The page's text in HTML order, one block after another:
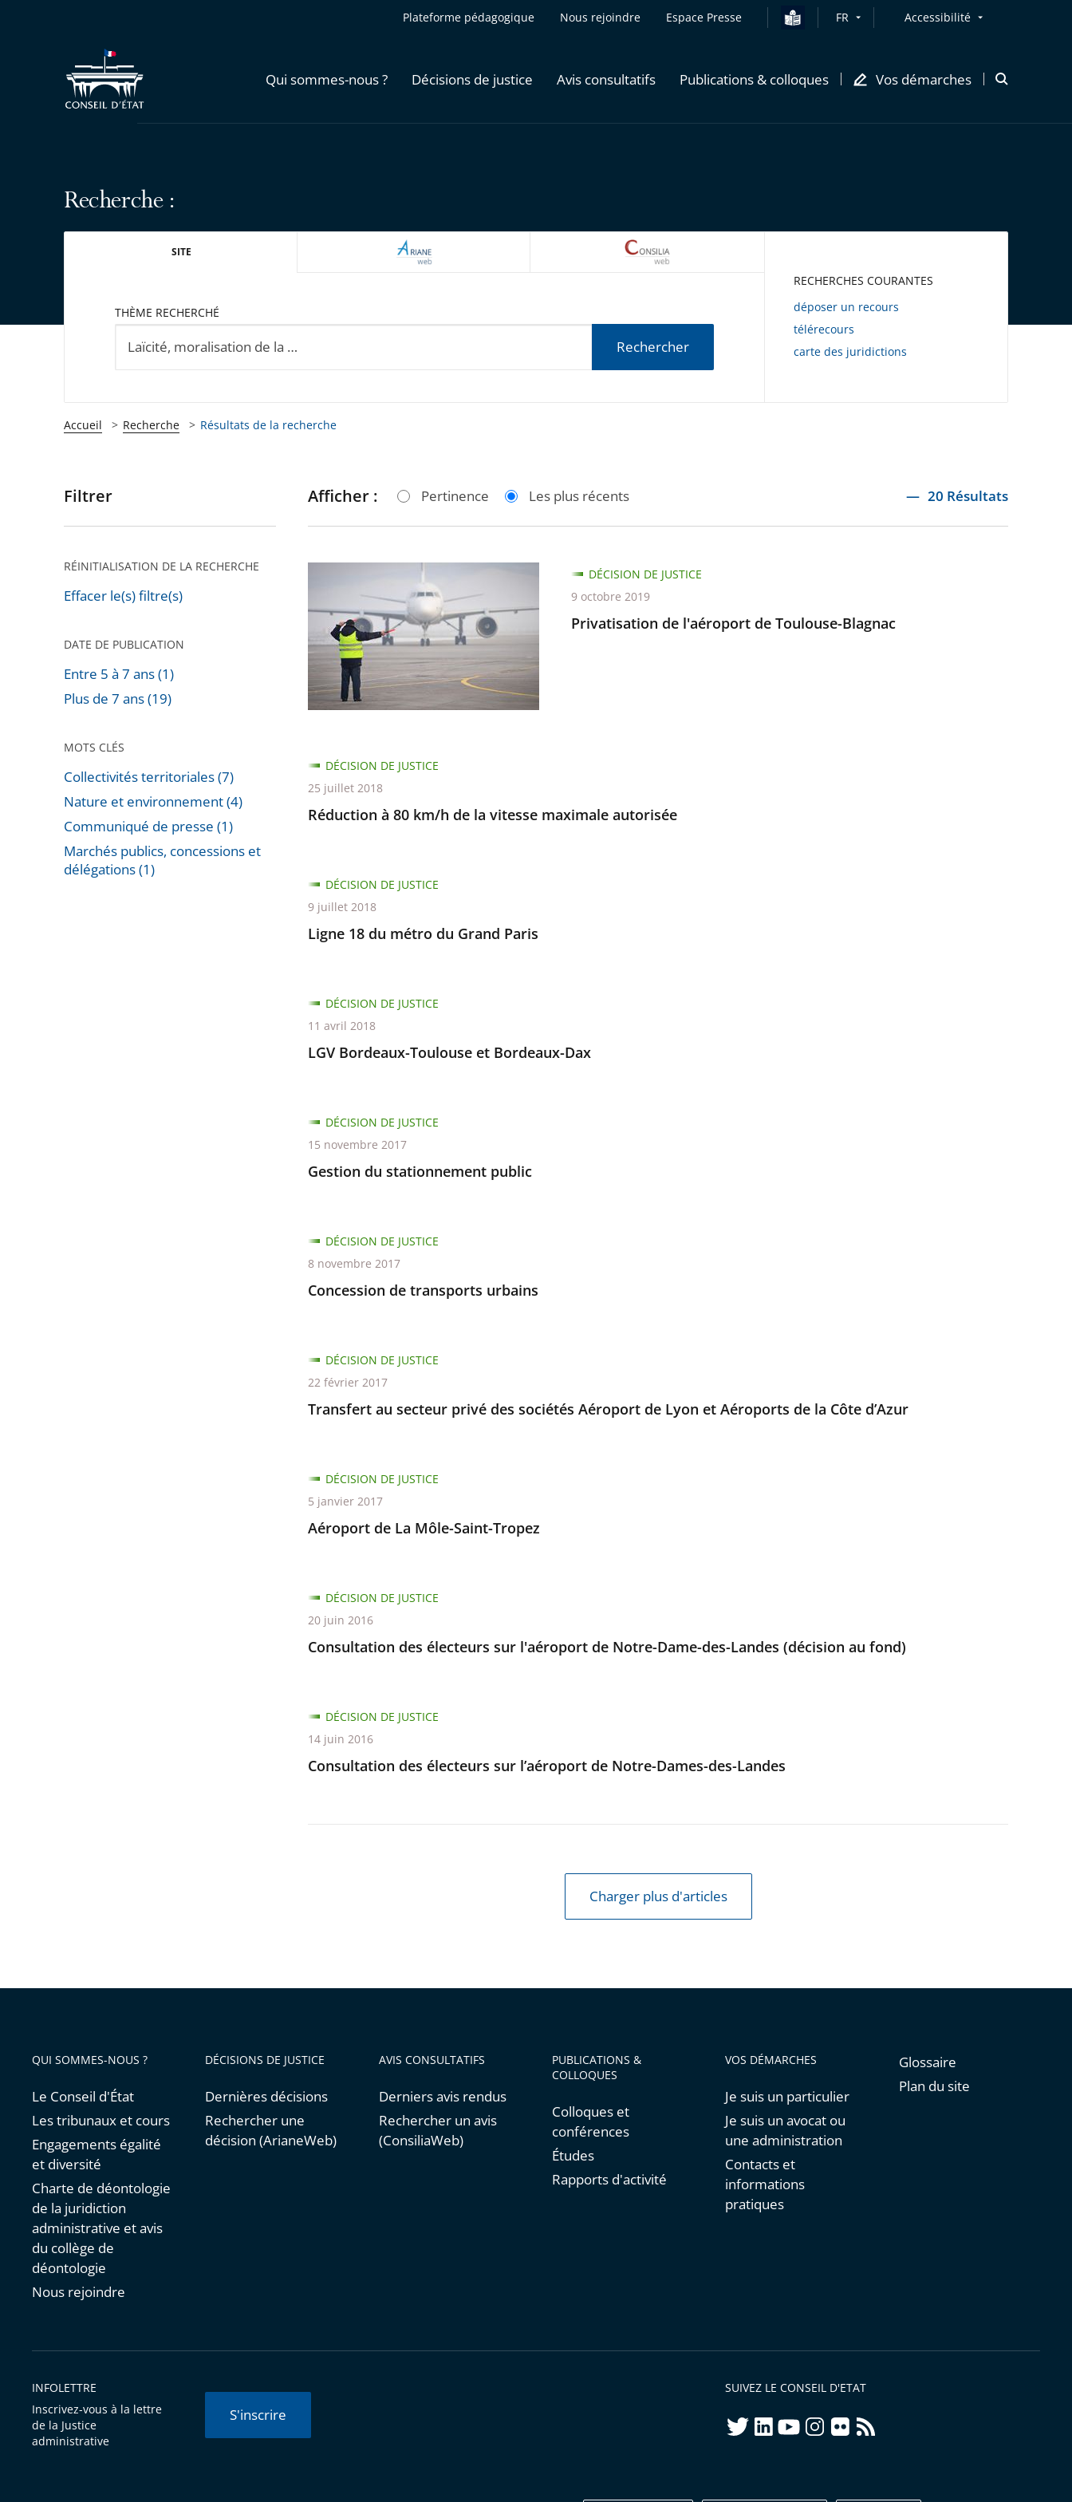
Plateforme pédagogique Nous rejoindre Espace Presse FR Accessibilité
Qui sommes-nous ? Décisions de justice Avis consultatifs Publications & colloques Vos démarches
Ouvrir
Recherche :
SITE ARIANEWEB
THÈME RECHERCHÉ
Rechercher
RECHERCHES COURANTES
déposer un recours
télérecours
carte des juridictions
Accueil Recherche Résultats de la recherche
Passer
pour
après
Filtrer
RÉINITIALISATION DE LA RECHERCHE
Effacer le(s) filtre(s)
DATE DE PUBLICATION
Entre 5 à 7 ans (1)
Plus de 7 ans (19)
MOTS CLÉS
Collectivités territoriales (7)
Nature et environnement (4)
Communiqué de presse (1)
Marchés publics, concessions et
délégations (1)
Afficher : Pertinence Les plus récents 20 Résultats
l'aéroport
de
Toulouse-
Blagnac
Privatisation de l'aéroport de Toulouse-Blagnac
DÉCISION DE JUSTICE
9 octobre 2019
Réduction à 80 km/h de la vitesse maximale autorisée
DÉCISION DE JUSTICE
25 juillet 2018
Ligne 18 du métro du Grand Paris
DÉCISION DE JUSTICE
9 juillet 2018
LGV Bordeaux-Toulouse et Bordeaux-Dax
DÉCISION DE JUSTICE
11 avril 2018
Gestion du stationnement public
DÉCISION DE JUSTICE
15 novembre 2017
Concession de transports urbains
DÉCISION DE JUSTICE
8 novembre 2017
Transfert au secteur privé des sociétés Aéroport de Lyon et Aéroports de la Côte d’Azur
DÉCISION DE JUSTICE
22 février 2017
Aéroport de La Môle-Saint-Tropez
DÉCISION DE JUSTICE
5 janvier 2017
Consultation des électeurs sur l'aéroport de Notre-Dame-des-Landes (décision au fond)
DÉCISION DE JUSTICE
20 juin 2016
Consultation des électeurs sur l’aéroport de Notre-Dames-des-Landes
DÉCISION DE JUSTICE
14 juin 2016
Charger plus d'articles
QUI SOMMES-NOUS ?
Le Conseil d'État
Les tribunaux et cours
Engagements égalité
et diversité
Charte de déontologie
de la juridiction
administrative et avis
du collège de
déontologie
Nous rejoindre
DÉCISIONS DE JUSTICE
Dernières décisions
Rechercher une
décision (ArianeWeb)
AVIS CONSULTATIFS
Derniers avis rendus
Rechercher un avis
(ConsiliaWeb)
PUBLICATIONS &
COLLOQUES
Colloques et
conférences
Études
Rapports d'activité
VOS DÉMARCHES
Je suis un particulier
Je suis un avocat ou
une administration
Contacts et
informations
pratiques
Glossaire
Plan du site
INFOLETTRE
Inscrivez-vous à la lettre
de la Justice
administrative
S'inscrire
SUIVEZ LE CONSEIL D'ETAT
twitterlinkedInyoutubeinstagram
flickrrss